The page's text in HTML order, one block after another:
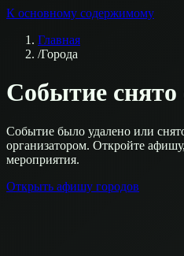
К основному содержимому
Главная
/Города
Событие
Событие было удалено или
организатором. Откройте
мероприятия.
Открыть афишу городов